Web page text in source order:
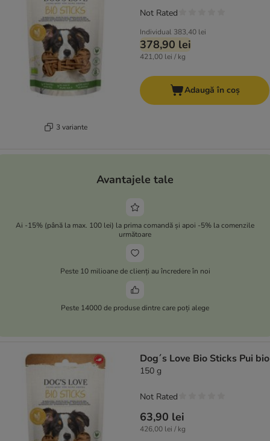
3 variante
Individual 383,40 lei
378,90 lei
421,00 lei / kg
Not Rated
Adaugă în coș
Avantajele tale
Ai -15% (până la max. 100 lei) la prima comandă și apoi -5% la comenzile
următoare
Peste 10 milioane de clienți au încredere în noi
Peste 14000 de produse dintre care poți alege
Dog´s Love Bio Sticks Pui bio
150 g
63,90 lei
426,00 lei / kg
Not Rated